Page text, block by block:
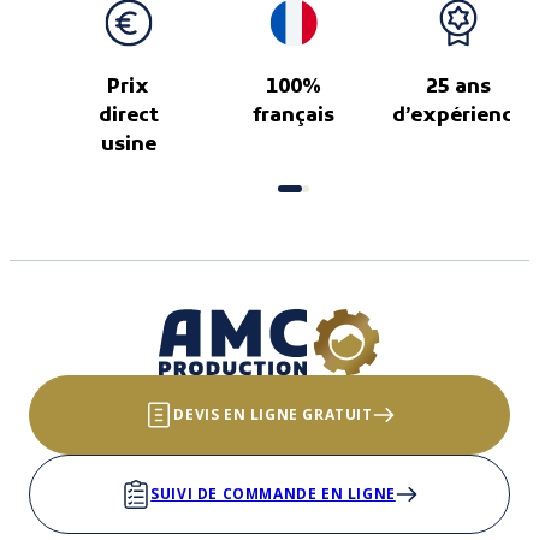
Prix
direct
usine
100%
français
25 ans
d’expérience
DEVIS EN LIGNE GRATUIT
SUIVI DE COMMANDE EN LIGNE